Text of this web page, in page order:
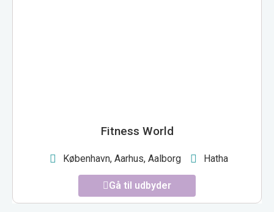
Fitness World
København, Aarhus, Aalborg Hatha
Gå til udbyder